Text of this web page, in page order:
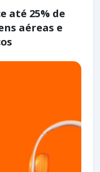
até 25% de
aéreas e